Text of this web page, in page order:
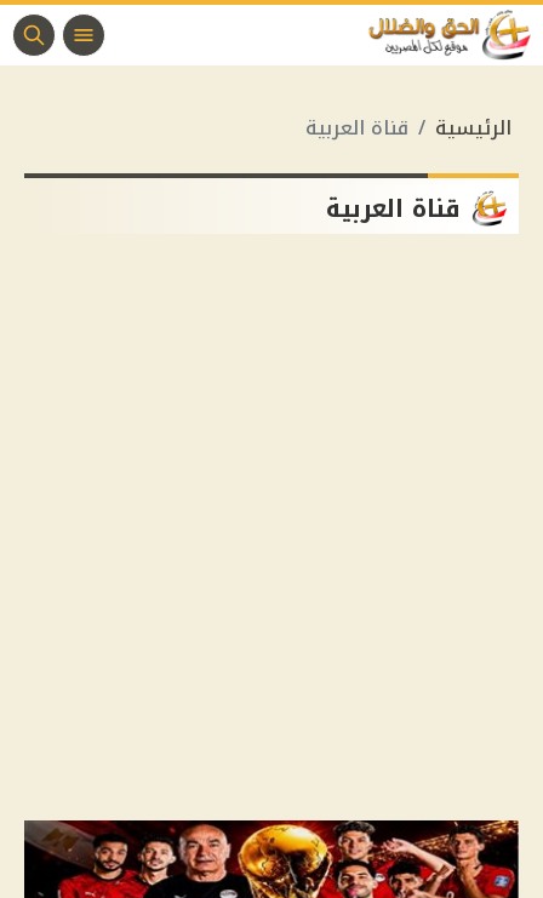
الرئيسية قناة العربية
قناة العربية